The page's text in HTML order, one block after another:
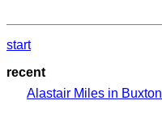
start
recent
Alastair Miles in Buxton